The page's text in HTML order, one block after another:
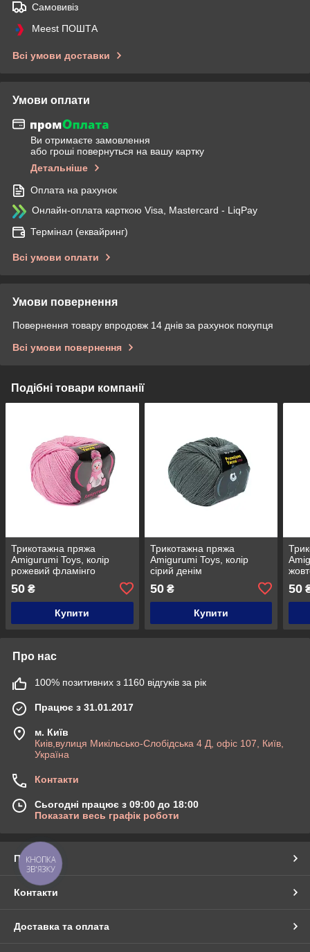
Самовивіз
Meest ПОШТА
Всі умови доставки
Умови оплати
Ви отримаєте замовлення
або гроші повернуться на вашу картку
Детальніше
Оплата на рахунок
Онлайн-оплата карткою Visa, Mastercard - LiqPay
Термінал (еквайринг)
Всі умови оплати
Умови повернення
Повернення товару впродовж 14 днів за рахунок покупця
Всі умови повернення
Подібні товари компанії
Трикотажна пряжа
Amigurumi Toys, колір
рожевий фламінго
50 ₴
Купити
Трикотажна пряжа
Amigurumi Toys, колір
сірий денім
50₴
Купити
50
Про нас
100% позитивних з 1160 відгуків за рік
Працює з 31.01.2017
м. Київ
Киів,вулиця Микільсько-Слобідська 4 Д, офіс 107, Київ,
Україна
Контакти
Сьогодні працює з 09:00 до 18:00
Показати весь графік роботи
Про нас
Контакти
Доставка та оплата
КНОПКА
ЗВ'ЯЗКУ